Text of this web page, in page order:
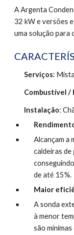
A Argenta
32 kW e versões
uma solução para
Serviços:
Combustível /
Instalação:
Alcançam a
caldeiras
de até 15%.
Maior
A sonda
à menor
são